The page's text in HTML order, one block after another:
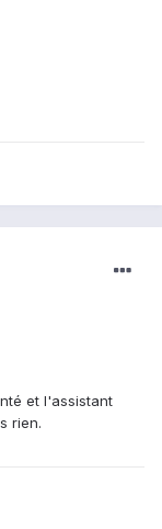
et l'assistant
rien.